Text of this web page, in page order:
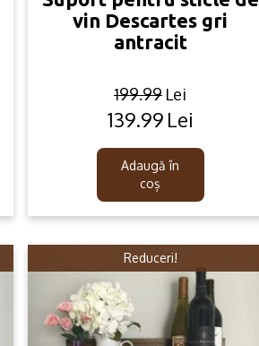
vin Descartes gri
antracit
199.99 Lei
Original
was:
199.99lei.
139.99 Lei
Current
is:
139.99lei.
Adaugă în
coș
Reduceri!